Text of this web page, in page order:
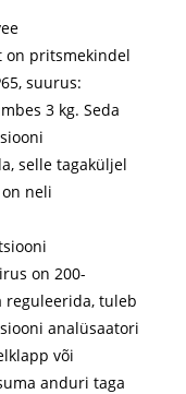
on pritsmekindel
suurus:
3 kg. Seda
selle tagaküljel
neli
on 200-
reguleerida, tuleb
analüsaatori
või
anduri taga